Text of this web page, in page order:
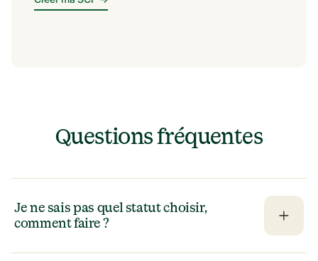
Questions fréquentes
Je ne sais pas quel statut choisir,
comment faire ?